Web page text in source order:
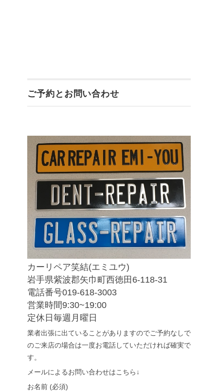
ご予約とお問い合わせ
カーリペア笑結(エミユウ)
岩手県紫波郡矢巾町西徳田6-118-31
電話番号019-618-3003
営業時間9:30~19:00
定休日毎週月曜日
業者出張に出ていることがありますのでご予約なしで
のご来店の場合は一度お電話していただければ確実で
す。
メールによるお問い合わせはこちら↓
お名前 (必須)